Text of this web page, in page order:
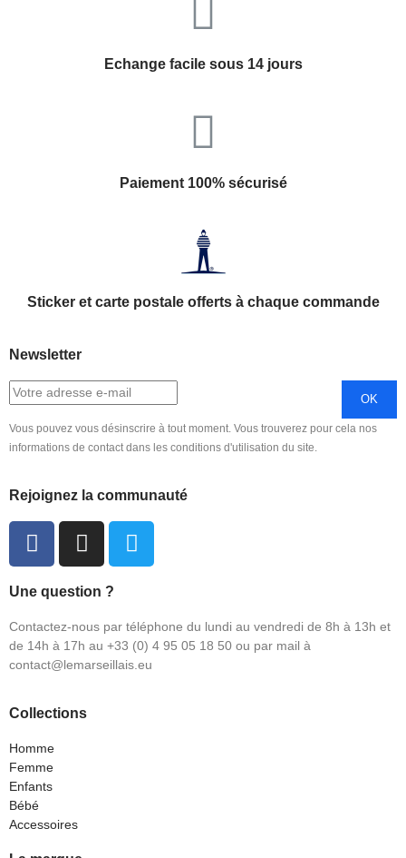
Echange facile sous 14 jours
Paiement 100% sécurisé
Sticker et carte postale offerts à chaque commande
Newsletter
Vous pouvez vous désinscrire à tout moment. Vous trouverez pour cela nos
informations de contact dans les conditions d'utilisation du site.
Rejoignez la communauté
Une question ?
Contactez-nous par téléphone du lundi au vendredi de 8h à 13h et
de 14h à 17h au +33 (0) 4 95 05 18 50 ou par mail à
contact@lemarseillais.eu
Collections
Homme
Femme
Enfants
Bébé
Accessoires